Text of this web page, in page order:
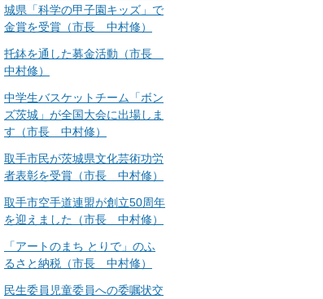
城県「科学の甲子園キッズ」で
金賞を受賞（市長 中村修）
托鉢を通した募金活動（市長
中村修）
中学生バスケットチーム「ボン
ズ茨城」が全国大会に出場しま
す（市長 中村修）
取手市民が茨城県文化芸術功労
者表彰を受賞（市長 中村修）
取手市空手道連盟が創立50周年
を迎えました（市長 中村修）
「アートのまち とりで」のふ
るさと納税（市長 中村修）
民生委員児童委員への委嘱状交